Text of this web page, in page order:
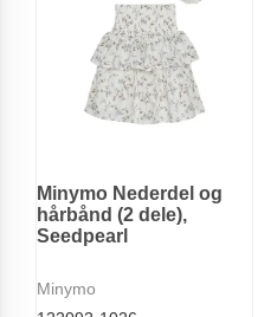
Minymo Nederdel og
hårbånd (2 dele),
Seedpearl
Minymo